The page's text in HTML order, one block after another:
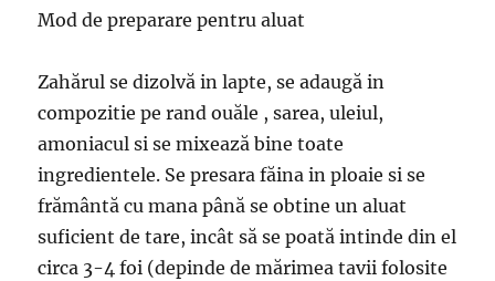
Mod de preparare pentru aluat
Zahărul se dizolvă in lapte, se adaugă in
compozitie pe rand ouăle , sarea, uleiul,
amoniacul si se mixează bine toate
ingredientele. Se presara făina in ploaie si se
frământă cu mana până se obtine un aluat
suficient de tare, incât să se poată intinde din el
circa 3-4 foi (depinde de mărimea tavii folosite